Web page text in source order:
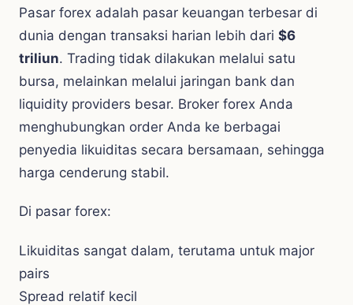
Pasar forex adalah pasar keuangan terbesar di
dunia dengan transaksi harian lebih dari $6
triliun. Trading tidak dilakukan melalui satu
bursa, melainkan melalui jaringan bank dan
liquidity providers besar. Broker forex Anda
menghubungkan order Anda ke berbagai
penyedia likuiditas secara bersamaan, sehingga
harga cenderung stabil.
Di pasar forex:
Likuiditas sangat dalam, terutama untuk major
pairs
Spread relatif kecil